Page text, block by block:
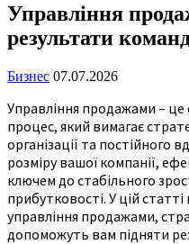
Управління
результати
Бизнес 07.07.2026
Управління продажами – це
процес, який вимагає
організації та постійного
розміру вашої компанії,
ключем до стабільного
прибутковості. У цій
управління продажами,
допоможуть вам підняти